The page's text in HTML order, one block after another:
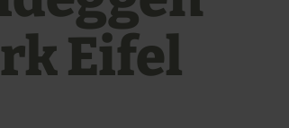
Eifel